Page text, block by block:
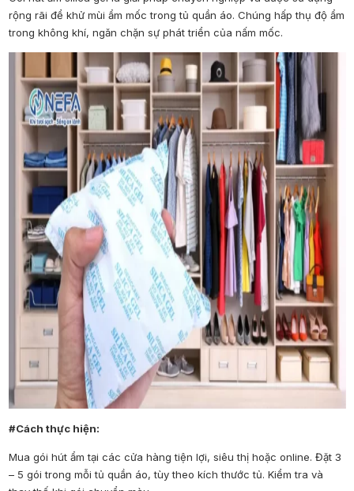
rộng rãi để khử mùi ẩm mốc trong tủ quần áo. Chúng hấp thụ độ ẩm
trong không khí, ngăn chặn sự phát triển của nấm mốc.
#Cách thực hiện:
Mua gói hút ẩm tại các cửa hàng tiện lợi, siêu thị hoặc online. Đặt 3
– 5 gói trong mỗi tủ quần áo, tùy theo kích thước tủ. Kiểm tra và